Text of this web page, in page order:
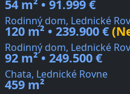
54 m² • 91.999 €
Rodinný dom, Lednické
120 m² • 239.900 €
Rodinný dom, Lednické
92 m² • 249.500 €
Chata, Lednické Rovne
459 m²